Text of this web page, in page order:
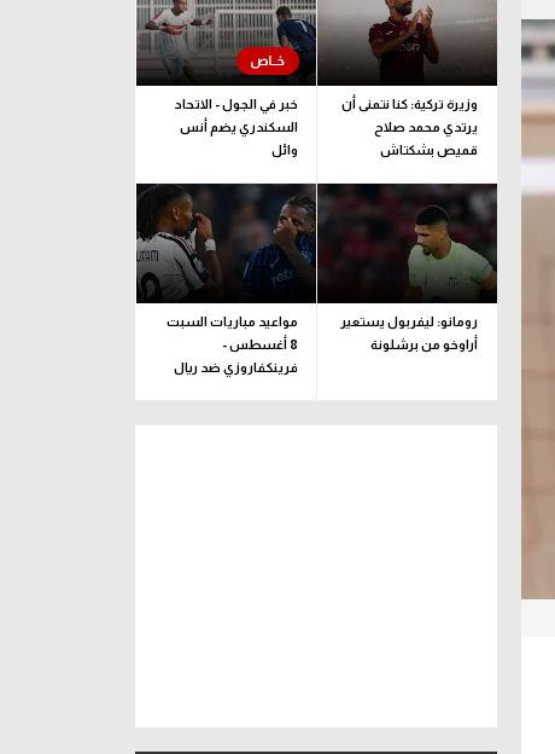
وزيرة تركية: كنا نتمنى أن
يرتدي محمد صلاح
قميص بشكتاش
خبر في الجول - الاتحاد
السكندري يضم أنس
وائل
رومانو: ليفربول يستعير
أراوخو من برشلونة
مواعيد مباريات السبت
8 أغسطس -
فرينكفاروزي ضد ريال